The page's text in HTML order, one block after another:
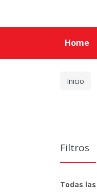
Home
Inicio
Filtros
Todas